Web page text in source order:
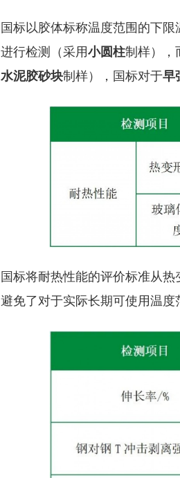
国标以胶体标称温度范围的下
进行检测（采用小圆柱制样），
水泥胶砂块制样），国标对于早
国标将耐热性能的评价标准从
避免了对于实际长期可使用温度